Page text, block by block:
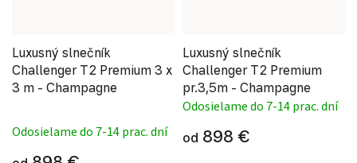
Luxusný slnečník
Challenger T2 Premium 3 x
3 m - Champagne
Priemerné hodnotenie produktu je 5,0 z 5
Odosielame do 7-14 prac. dní
Luxusný slnečník
Challenger T2 Premium
pr.3,5m - Champagne
Odosielame do 7-14 prac. dní
od 898 €